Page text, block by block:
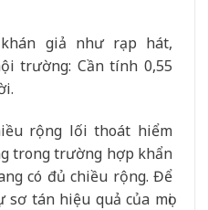
giả như rạp hát,
trường: Cần tính 0,55
rộng lối thoát hiểm
trong trường hợp khẩn
có đủ chiều rộng. Để
tán hiệu quả của mọi